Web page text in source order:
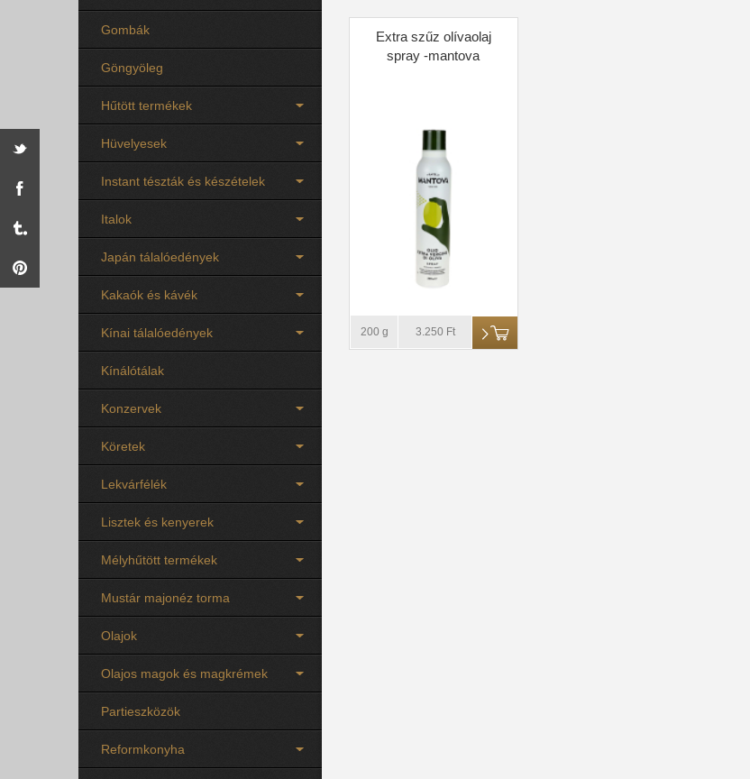
Gombák
Göngyöleg
Hűtött termékek
Hüvelyesek
Instant tészták és készételek
Italok
Japán tálalóedények
Kakaók és kávék
Kínai tálalóedények
Kínálótálak
Konzervek
Köretek
Lekvárfélék
Lisztek és kenyerek
Mélyhűtött termékek
Mustár majonéz torma
Olajok
Olajos magok és magkrémek
Partieszközök
Reformkonyha
Extra szűz olívaolaj
spray -mantova
200 g 3.250 Ft